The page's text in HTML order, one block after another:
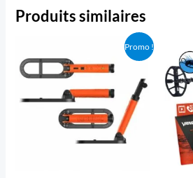
Produits similaires
Promo !